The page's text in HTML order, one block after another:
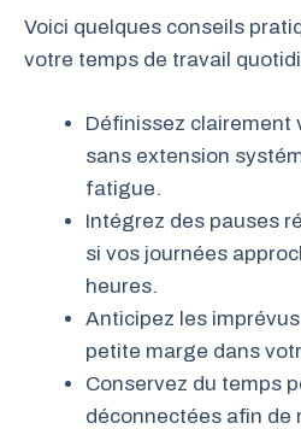
Voici quelques conseils
votre temps de travail
Définissez clairement
sans extension
fatigue.
Intégrez des pauses
si vos journées
heures.
Anticipez les
petite marge dans
Conservez du temps
déconnectées afin de